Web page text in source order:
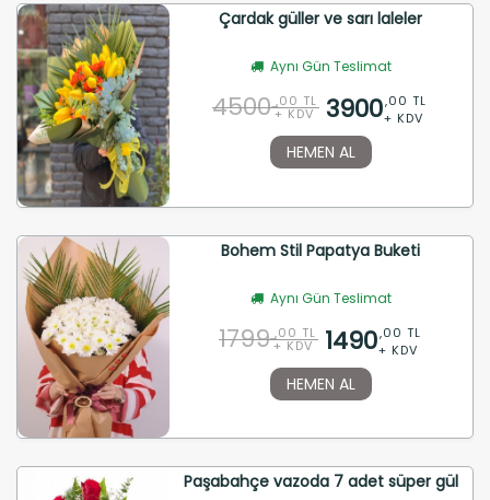
Çardak güller ve sarı laleler
Aynı Gün Teslimat
4500 ,00 TL
+ KDV 3900,00 TL
+ KDV
HEMEN AL
Bohem Stil Papatya Buketi
Aynı Gün Teslimat
1799 ,00 TL
+ KDV 1490,00 TL
+ KDV
HEMEN AL
Paşabahçe vazoda 7 adet süper gül